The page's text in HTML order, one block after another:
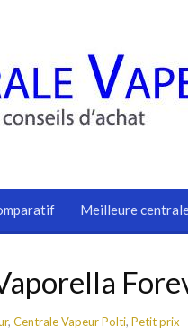
Meilleure
, Centrale Vapeur Polti, Petit prix